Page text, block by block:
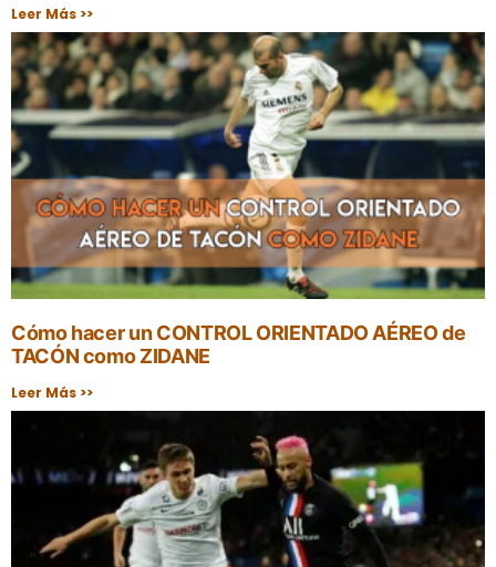
Leer Más >>
Cómo hacer un CONTROL ORIENTADO AÉREO de
TACÓN como ZIDANE
Leer Más >>